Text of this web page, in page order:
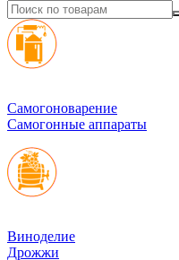
Cамогоноварение
Самогонные аппараты
Виноделие
Дрожжи